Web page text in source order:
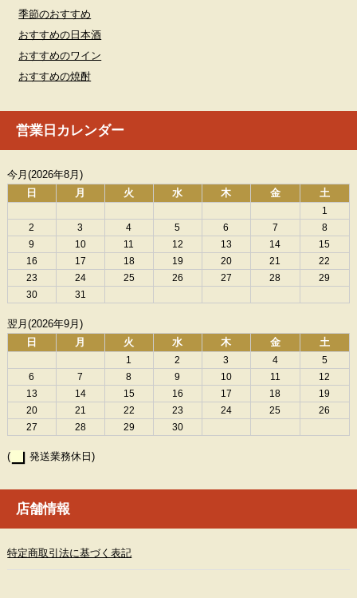
季節のおすすめ
おすすめの日本酒
おすすめのワイン
おすすめの焼酎
営業日カレンダー
今月(2026年8月)
日
月 火 水 木 金 土
1
2
3 4 5 6 7
8
9
10 11 12 13 14
15
16
17 18 19 20 21
22
23
24 25 26 27 28
29
30
31
翌月(2026年9月)
日
月 火 水 木 金 土
1 2 3 4
5
6
7 8 9 10 11
12
13
14 15 16 17 18
19
20
21 22 23 24 25
26
27
28 29 30
( 発送業務休日)
店舗情報
特定商取引法に基づく表記